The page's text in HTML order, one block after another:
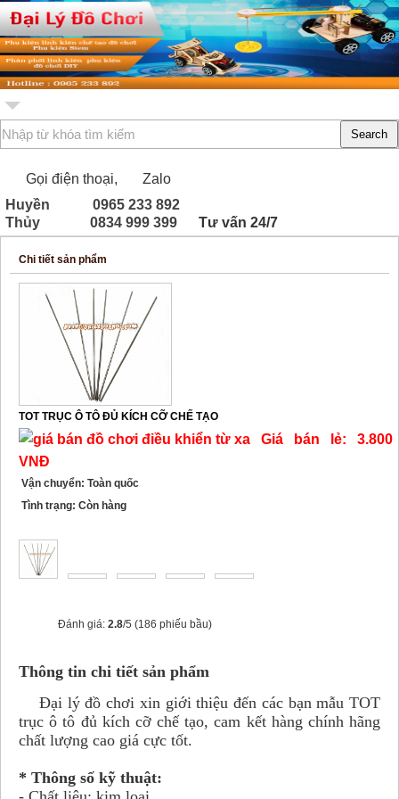
Gọi điện thoại,
Zalo
Huyền
0965 233 892
Thủy
0834 999 399 Tư vấn 24/7
Chi tiết sản phẩm
TOT TRỤC Ô TÔ ĐỦ KÍCH CỠ CHẾ TẠO
Giá bán lẻ: 3.800
VNĐ
Đánh giá:2.8/5 (186 phiếu bầu)
Thông tin chi tiết sản phẩm
Đại lý đồ chơi xin giới thiệu đến các bạn mẫu TOT
trục ô tô đủ kích cỡ chế tạo, cam kết hàng chính hãng
chất lượng cao giá cực tốt.
* Thông số kỹ thuật: